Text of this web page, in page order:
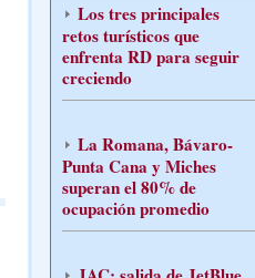
Los tres principales
retos turísticos que
enfrenta RD para seguir
creciendo
La Romana, Bávaro-
Punta Cana y Miches
superan el 80% de
ocupación promedio